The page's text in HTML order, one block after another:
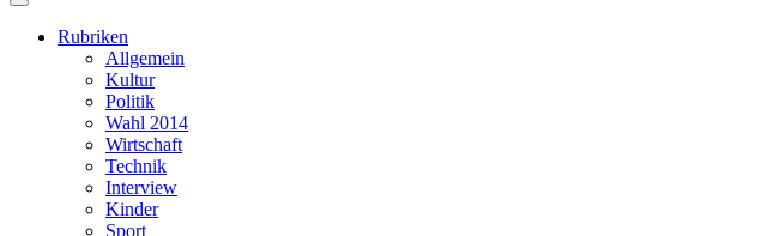
Suchfeld
ein-/ausblenden
Rubriken
Allgemein
Kultur
Politik
Wahl 2014
Wirtschaft
Technik
Interview
Kinder
Sport